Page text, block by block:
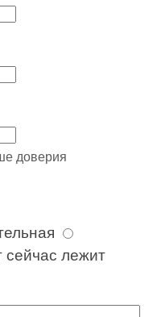
доверия
сейчас лежит